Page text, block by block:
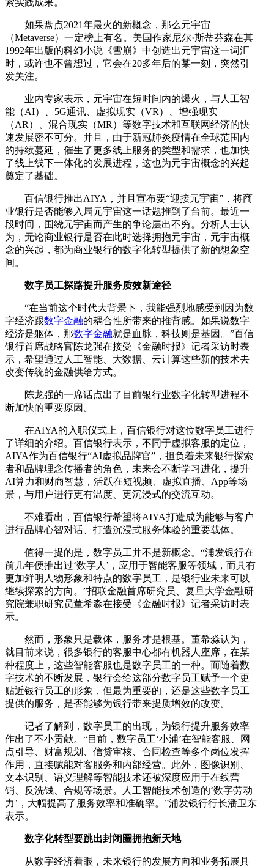
如果盘点2021年最火的新概念，那么元宇宙
（Metaverse）一定榜上有名。美国作家尼尔·斯蒂芬森在其
1992年出版的科幻小说《雪崩》中创造出元宇宙这一词汇
时，或许也不曾想过，它会在20多年后的某一刻，突然引
发关注。
业内专家表示，元宇宙在短时间内的爆火，与人工智
能（AI）、5G通讯、虚拟现实（VR）、增强现实
（AR）、混合现实（MR）等数字技术和互联网经济的快
速发展密不可分。并且，由于新冠肺炎疫情在全球范围内
的持续蔓延，催生了更多线上服务的类型和需求，也加快
了线上线下一体化的发展进程，这也为元宇宙概念的兴起
奠定了基础。
百信银行推出AIYA，并且宣布要“迎接元宇宙”，将商
业银行是否能够入局元宇宙这一话题推到了台前。最近一
段时间，围绕元宇宙而产生的争论层出不穷。分析人士认
为，无论商业银行是否在此时选择拥抱元宇宙，元宇宙概
念的兴起，都为商业银行的数字化转型提供了新的想象空
间。
数字员工探路提升服务质效新途径
“在当前这个时代大背景下，我能强烈地感受到因为数
字经济跟数字金融的耦合性所带来的推背感。如果说数字
经济是躯体，那数字金融就是血脉，科技则是基因。”百信
银行首席战略官陈龙强在接受《金融时报》记者采访时表
示，希望通过人工智能、大数据、云计算这些新的技术去
改变传统的金融供给方式。
陈龙强的一席话点出了目前银行业数字化转型进程不
断加快的重要原因。
在AIYA的入职仪式上，百信银行对这位数字员工进行
了详细的介绍。百信银行表示，不同于虚拟客服的定位，
AIYA作为百信银行“AI虚拟品牌官”，担负着未来银行探索
者和品牌理念传播者的角色，未来会不断学习进化，提升
AI算力和财商智慧，活跃在短视频、虚拟直播、App等场
景，与用户进行更有温度、更沉浸式的交流互动。
不难看出，百信银行希望将AIYA打造成为能够与客户
进行品牌心智对话、打造沉浸式服务体验的重要载体。
值得一提的是，数字员工并不是新概念。“浦发银行在
前几年便推出过‘数字人’，应用于智能客服等领域，而具有
更加鲜明人物形象和特点的数字员工，是银行业未来可以
继续探索的方向。”招联金融首席研究员、复旦大学金融研
究院兼职研究员董希淼在接受《金融时报》记者采访时表
示。
然而，形象只是载体，服务才是根基。董希淼认为，
就目前来说，很多银行的客服中心都有机器人座席，在某
种程度上，这些智能客服也是数字员工的一种。而随着数
字技术的不断发展，银行会给这部分数字员工赋予一个更
贴近银行员工的形象，但最为重要的，还是这些数字员工
提供的服务，是否能够为银行带来提质增效的改变。
记者了解到，数字员工的出现，为银行提升服务效率
作出了不小贡献。“目前，数字员工‘小浦’在智能客服、网
点引导、财富规划、信贷审核、合同检查等多个岗位发挥
作用，直接赋能对客服务和内部经营。此外，图像识别、
文本识别、语义理解等智能技术还被深度应用于在线营
销、反洗钱、合规等场景。人工智能技术创造的‘数字劳动
力’，大幅提高了服务效率和准确率。”浦发银行行长潘卫东
表示。
数字化转型要跳出封闭圈拥抱新天地
从数字经济着眼，未来银行的发展方向和业务拓展具